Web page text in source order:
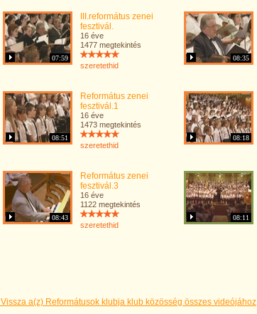
07:59
III.református zenei
fesztivál.
16 éve
1477 megtekintés
szeretethid
08:35
08:51
Református zenei
fesztivál.1
16 éve
1473 megtekintés
szeretethid
08:18
08:43
Református zenei
fesztivál.3
16 éve
1122 megtekintés
szeretethid
08:11
Vissza a(z) Reformátusok klubja klub közösség összes videójához